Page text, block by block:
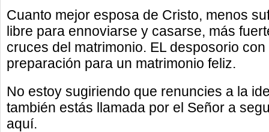
Cuanto mejor esposa de Cristo, menos
libre para ennoviarse y casarse, más
cruces del matrimonio. EL desposorio
preparación para un matrimonio feliz.
No estoy sugiriendo que renuncies a la
también estás llamada por el Señor a
aquí.